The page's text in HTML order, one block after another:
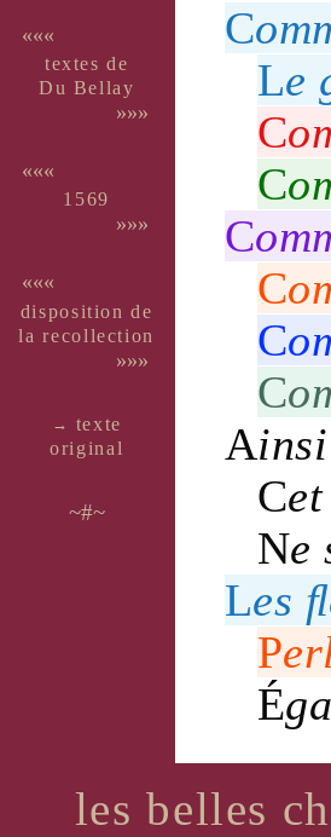
«««
textes de
Du Bellay
»»»
«««
1569
»»»
«««
dispo­si­tion de
la recol­lec­tion
»»»
→ texte
ori­ginal
~#~
C
Le
C
C
C
C
C
C
A
Cet
Ne
Les
P
É
les belles